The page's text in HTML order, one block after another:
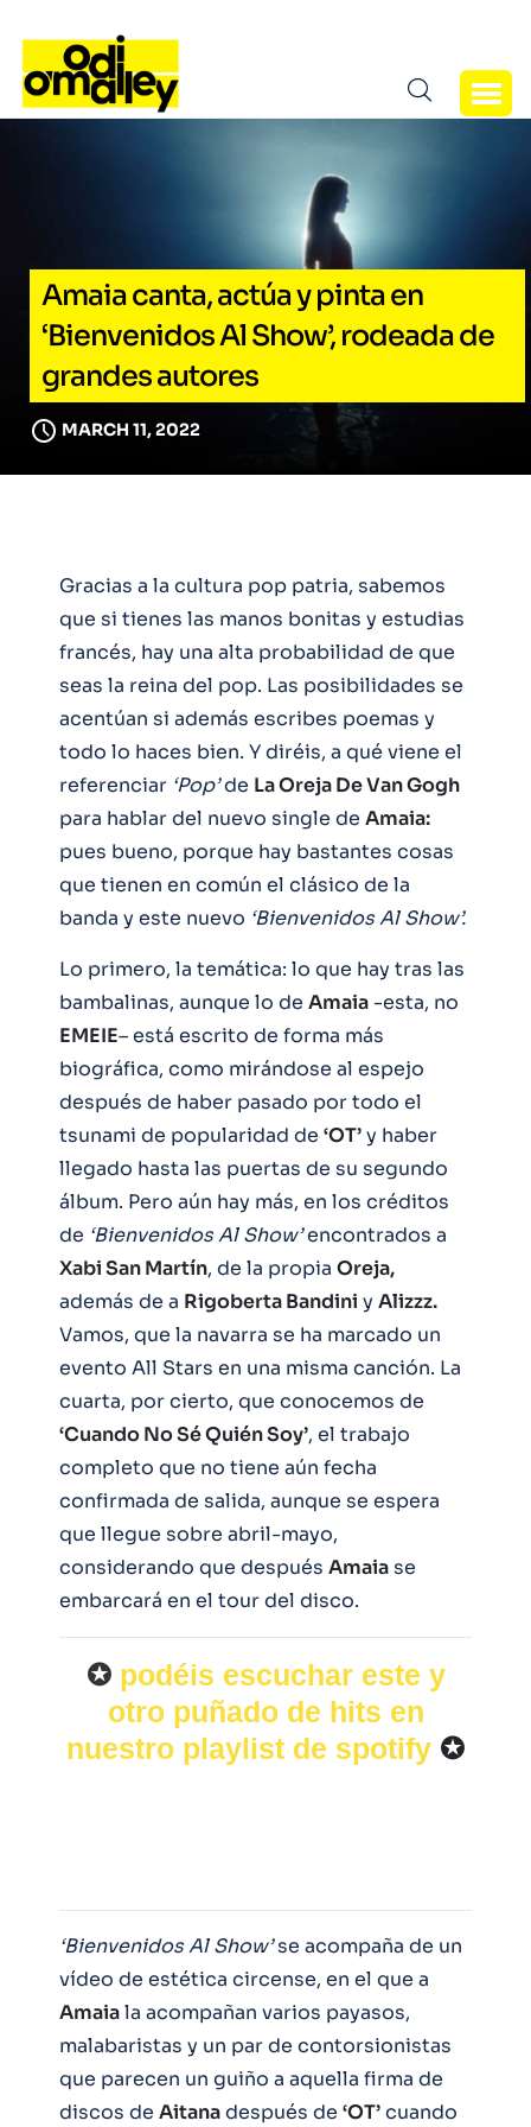
Amaia canta, actúa y pinta en
‘Bienvenidos Al Show’, rodeada de
grandes autores
MARCH 11, 2022
Gracias a la cultura pop patria, sabemos
que si tienes las manos bonitas y estudias
francés, hay una alta probabilidad de que
seas la reina del pop. Las posibilidades se
acentúan si además escribes poemas y
todo lo haces bien. Y diréis, a qué viene el
referenciar ‘Pop’de La Oreja De Van Gogh
para hablar del nuevo single de Amaia:
pues bueno, porque hay bastantes cosas
que tienen en común el clásico de la
banda y este nuevo ‘Bienvenidos Al Show’.
Lo primero, la temática: lo que hay tras las
bambalinas, aunque lo de Amaia -esta, no
EMEIE– está escrito de forma más
biográfica, como mirándose al espejo
después de haber pasado por todo el
tsunami de popularidad de ‘OT’y haber
llegado hasta las puertas de su segundo
álbum. Pero aún hay más, en los créditos
de ‘Bienvenidos Al Show’encontrados a
Xabi San Martín, de la propia Oreja,
además de a Rigoberta Bandini y Alizzz.
Vamos, que la navarra se ha marcado un
evento All Stars en una misma canción. La
cuarta, por cierto, que conocemos de
‘Cuando No Sé Quién Soy’, el trabajo
completo que no tiene aún fecha
confirmada de salida, aunque se espera
que llegue sobre abril-mayo,
considerando que después Amaiase
embarcará en el tour del disco.
✪podéis escuchar este y
otro puñado de hits en
nuestro playlist de spotify ✪
‘Bienvenidos Al Show’se acompaña de un
vídeo de estética circense, en el que a
Amaiala acompañan varios payasos,
malabaristas y un par de contorsionistas
que parecen un guiño a aquella firma de
discos de Aitanadespués de ‘OT’cuando